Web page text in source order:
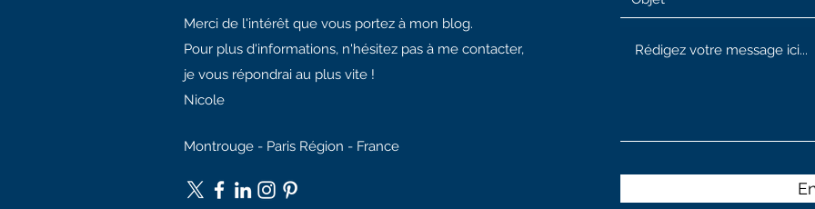
Merci de l'intérêt que vous portez à mon blog.
Pour plus d'informations, n'hésitez pas à me contacter,
je vous répondrai au plus vite !
Nicole
Montrouge - Paris Région - France